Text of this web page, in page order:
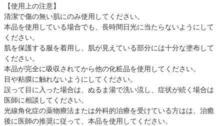
【使用上の注意】
清潔で傷の無い肌にのみ使用してください。
本品を使用している場合でも、長時間日光に当たらないようにして
ください。
肌を保護する服を着用し、肌が見えている部分には十分な塗布して
ください。
本品が完全に吸収されてから他の化粧品を使用してください。
目や粘膜に触れないようにしてください。
誤って目に入った場合は、ぬるま湯で洗い流し、症状が続く場合は
医師に相談してください。
光線角化症の薬物療法または外科的治療を受けている方はは、治癒
後に医師の推奨に従って、本品を使用してください。